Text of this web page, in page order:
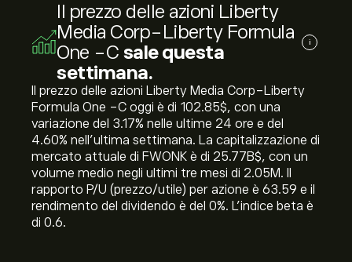
Il prezzo delle azioni Liberty
Media Corp-Liberty Formula
One -C sale questa
settimana.
i
Il prezzo delle azioni Liberty Media Corp-Liberty
Formula One -C oggi è di 102.85‎$‎, con una
variazione del ‎3.17‎% nelle ultime 24 ore e del
‎4.60‎% nell'ultima settimana. La capitalizzazione di
mercato attuale di FWONK è di 25.77B‎$‎, con un
volume medio negli ultimi tre mesi di 2.05M. Il
rapporto P/U (prezzo/utile) per azione è 63.59 e il
rendimento del dividendo è del 0%. L'indice beta è
di 0.6.